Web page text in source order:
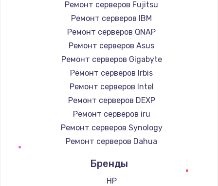
Ремонт серверов Fujitsu
Ремонт серверов IBM
Ремонт серверов QNAP
Ремонт серверов Asus
Ремонт серверов Gigabyte
Ремонт серверов Irbis
Ремонт серверов Intel
Ремонт серверов DEXP
Ремонт серверов iru
Ремонт серверов Synology
Ремонт серверов Dahua
Бренды
HP